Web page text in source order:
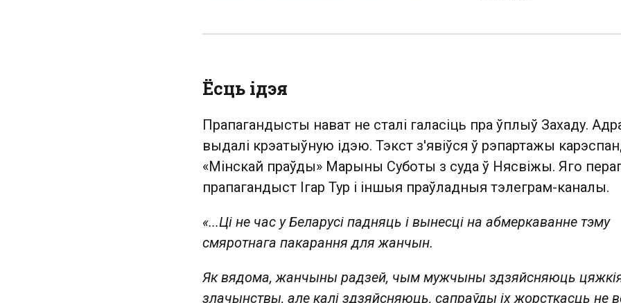
Ёсць ідэя
Прапагандысты нават не сталі галасіць пра ўплыў Захаду.
выдалі крэатыўную ідэю. Тэкст з'явіўся ў рэпартажы
«Мінскай праўды» Марыны Суботы з суда ў Нясвіжы. Яго
прапагандыст Ігар Тур і іншыя праўладныя тэлеграм-каналы.
«...Ці не час у Беларусі падняць і вынесці на абмеркаванне тэму
смяротнага пакарання для жанчын.
Як вядома, жанчыны радзей, чым мужчыны здзяйсняюць
злачынствы, але калі здзяйсняюць, сапраўды іх жорсткасць не